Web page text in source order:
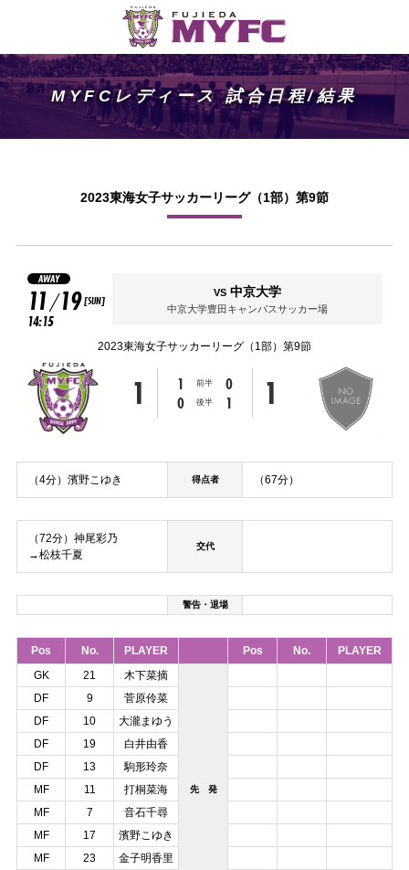
MYFCレディース 試合日程/結果
2023東海女子サッカーリーグ（1部）第9節
11 /19 [SUN]
14:15
AWAY
VS中京大学
中京大学豊田キャンパスサッカー場
2023東海女子サッカーリーグ（1部）第9節
1 1 前半
0
0
後半 1 1
（4分）濱野こゆき 得点者 （67分）
（72分）神尾彩乃
→松枝千夏
交代
警告・退場
Pos No. PLAYER Pos No.
PLAYER
GK
21 木下菜摘
先 発
DF 9
菅原伶菜
DF
10
大瀧まゆう
DF
19
白井由香
DF
13
駒形玲奈
MF
11
打桐菜海
MF
7
音石千尋
MF
17
濱野こゆき
MF
23
金子明香里